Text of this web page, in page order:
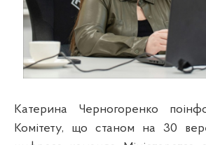
Катерина Черногоренко
Комітету, що станом на 30